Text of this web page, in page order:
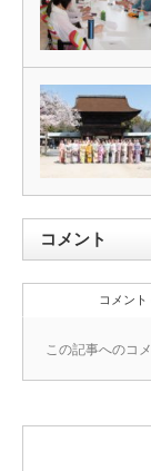
コメント
コメント
この記事へのコ